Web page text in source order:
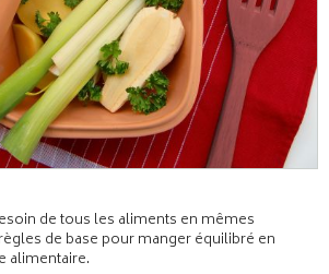
de tous les aliments en mêmes
de base pour manger équilibré en
alimentaire.